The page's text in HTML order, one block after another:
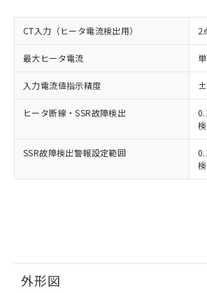
CT入力（ヒータ電流検出用） 2
最大ヒータ電流
入力電流値指示精度
ヒータ断線・SSR故障検出
SSR故障検出警報設定範囲
外形図